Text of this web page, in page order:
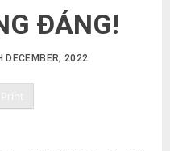
ĐÁNG!
DECEMBER, 2022